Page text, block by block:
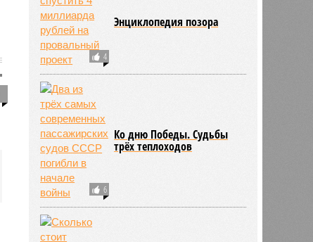
4
Энциклопедия позора
6
Ко дню Победы. Судьбы
трёх теплоходов